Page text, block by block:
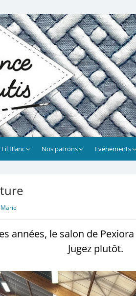
Fil Blanc Nos patrons Evénements
années, le salon de
Jugez plutôt.